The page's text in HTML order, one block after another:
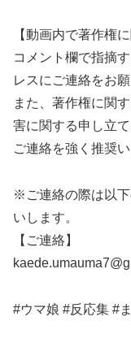
【動画内で著作権
コメント欄で指摘
レスにご連絡をお
また、著作権に関
害に関する申し立
ご連絡を強く推奨い
※ご連絡の際は以
いします。
【ご連絡】
#ウマ娘 #反応集 #